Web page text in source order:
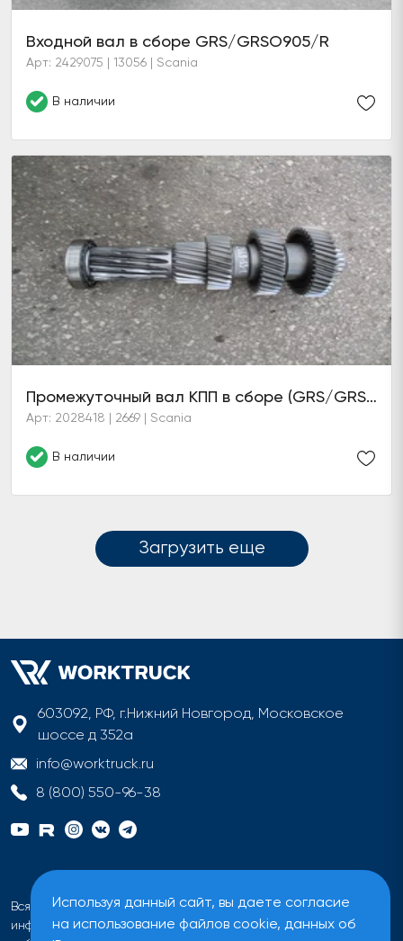
Используя данный сайт, вы даете согласие
на использование файлов cookie, данных об
Входной вал в сборе GRS/GRSO905/R
Арт: 2429075 | 13056 | Scania
В наличии
Промежуточный вал КПП в сборе (GRS/GRSO905/R)
Арт: 2028418 | 2669 | Scania
В наличии
Загрузить еще
603092, РФ, г.Нижний Новгород, Московское
шоссе д 352а
info@worktruck.ru
8 (800) 550-96-38
Вся информация на сайте имеет исключительно
информационный характер и не может быть определена как